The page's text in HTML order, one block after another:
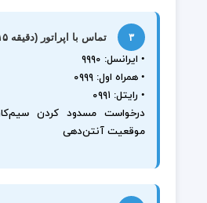
۳ تماس با اپراتور (دقیقه ۱۵-۲۵)
• ایرانسل: ۹۹۹۰
• همراه اول: ۰۹۹۹
• رایتل: ۰۹۹۱
درخواست مسدود کردن
موقعیت آنتن‌دهی